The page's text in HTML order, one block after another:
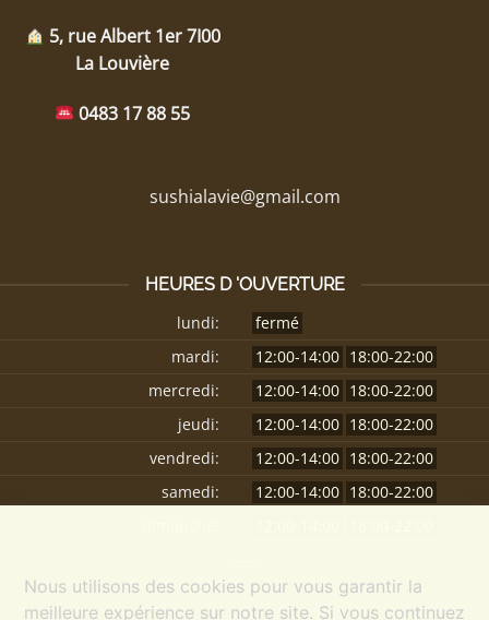
5, rue Albert 1er 7I00
La Louvière
0483 17 88 55
sushialavie@gmail.com
HEURES D 'OUVERTURE
lundi:
fermé
mardi:
12:00-14:00 18:00-22:00
mercredi:
12:00-14:00 18:00-22:00
jeudi:
12:00-14:00 18:00-22:00
vendredi:
12:00-14:00 18:00-22:00
samedi:
12:00-14:00 18:00-22:00
Nous utilisons des cookies pour vous garantir la
meilleure expérience sur notre site. Si vous continuez